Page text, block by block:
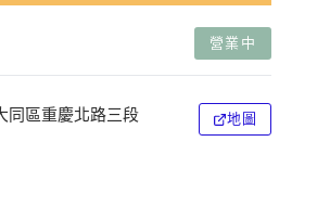
營業中
同區重慶北路三段
地圖